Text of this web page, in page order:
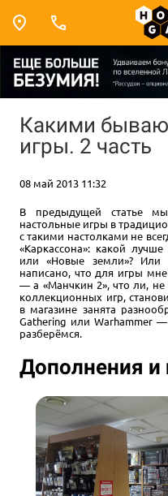
Какими
игры. 2 часть
08 май 2013 11:32
В предыдущей статье
настольные игры в
с такими настолками не
«Каркассона»: какой
или «Новые земли»? Или
написано, что для игры
— а «Манчкин 2», что ли,
коллекционных игр,
в магазине занята
Gathering или Warhammer
разберёмся.
Дополнения